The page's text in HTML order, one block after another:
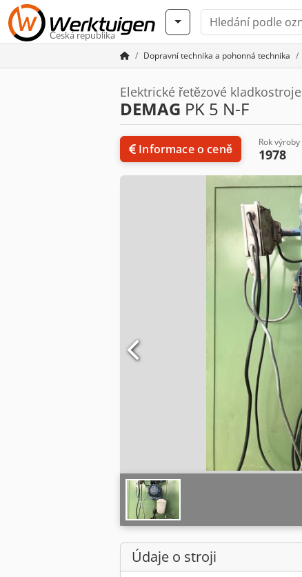
Česká republika
Dopravní technika a pohonná technika
Elektrické řetězové kladkostroje
DEMAG PK 5 N-F
Informace o ceně Rok výroby
1978
Údaje o stroji